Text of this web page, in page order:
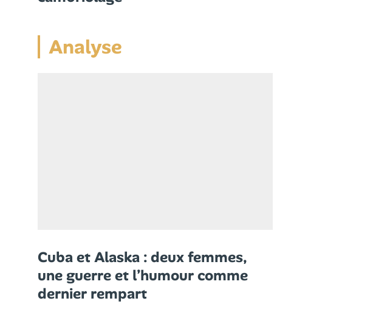
Analyse
Cuba et Alaska : deux femmes,
une guerre et l’humour comme
dernier rempart